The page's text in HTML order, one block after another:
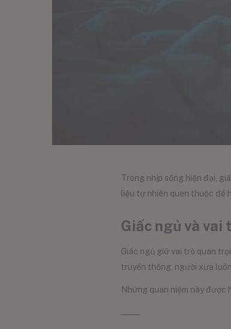
Trong nhịp sống hiện đại,
liệu tự nhiên quen thuộc để
Giấc ngủ và
Giấc ngủ giữ vai trò quan
truyền thống, người xưa
Những quan niệm này